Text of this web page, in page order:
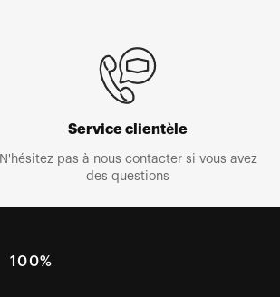
Service clientèle
N'hésitez pas à nous contacter si vous avez
des questions
100%